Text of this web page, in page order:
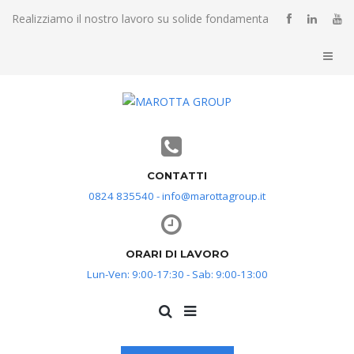
Realizziamo il nostro lavoro su solide fondamenta
CONTATTI
0824 835540 - info@marottagroup.it
ORARI DI LAVORO
Lun-Ven: 9:00-17:30 - Sab: 9:00-13:00